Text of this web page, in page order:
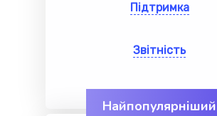
Підтримка
Звітність
Найпопулярніший